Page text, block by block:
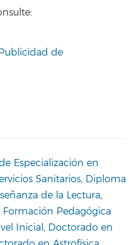
de
Especialización en
Sanitarios, Diploma
de la Lectura,
Pedagógica
Inicial, Doctorado en